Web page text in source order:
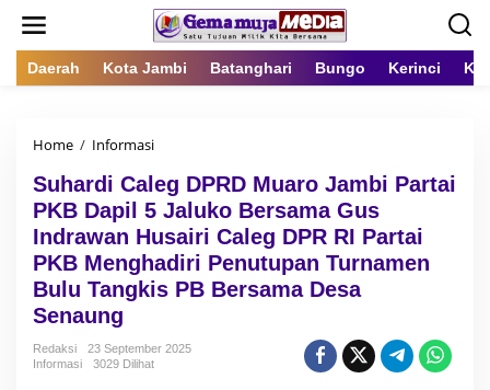
Daerah Kota Jambi Batanghari Bungo Kerinci
Home / Informasi
h
a
r
d
i
C
a
e
Suhardi Caleg DPRD Muaro Jambi Partai
PKB Dapil 5 Jaluko Bersama Gus
Indrawan Husairi Caleg DPR RI Partai
PKB Menghadiri Penutupan Turnamen
Bulu Tangkis PB Bersama Desa
Senaung
Redaksi
23 September 2025
Informasi
3029 Dilihat